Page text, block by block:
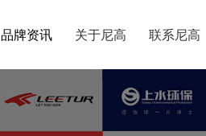
品牌资讯 关于尼高 联系尼高
品牌资讯 关于尼高 联系尼高